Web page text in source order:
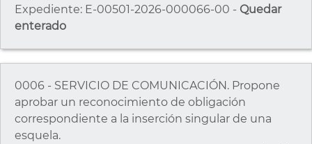
Expediente: E-00501-2026-000066-00 - Quedar
enterado
0006 - SERVICIO DE COMUNICACIÓN. Propone
aprobar un reconocimiento de obligación
correspondiente a la inserción singular de una
esquela.